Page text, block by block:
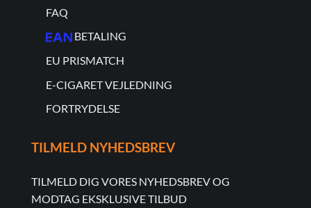
FAQ
BETALING
EU PRISMATCH
E-CIGARET VEJLEDNING
FORTRYDELSE
TILMELD NYHEDSBREV
TILMELD DIG VORES NYHEDSBREV OG
MODTAG EKSKLUSIVE TILBUD